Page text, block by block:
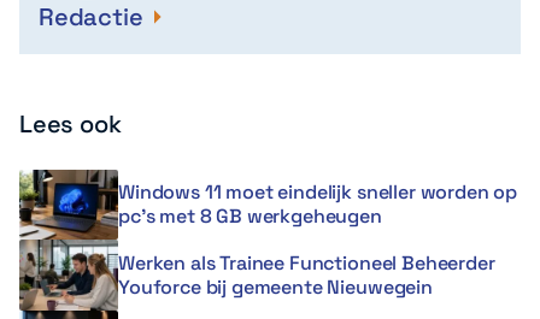
Redactie
Lees ook
Windows 11 moet eindelijk sneller worden op
pc’s met 8 GB werkgeheugen
Werken als Trainee Functioneel Beheerder
Youforce bij gemeente Nieuwegein